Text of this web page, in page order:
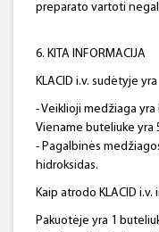
preparato vartoti
6. KITA INFORMACIJA
KLACID i.v. sudėtyje yra
- Veiklioji medžiaga
Viename buteliuke yra
- Pagalbinės
hidroksidas.
Kaip atrodo KLACID
Pakuotėje yra 1